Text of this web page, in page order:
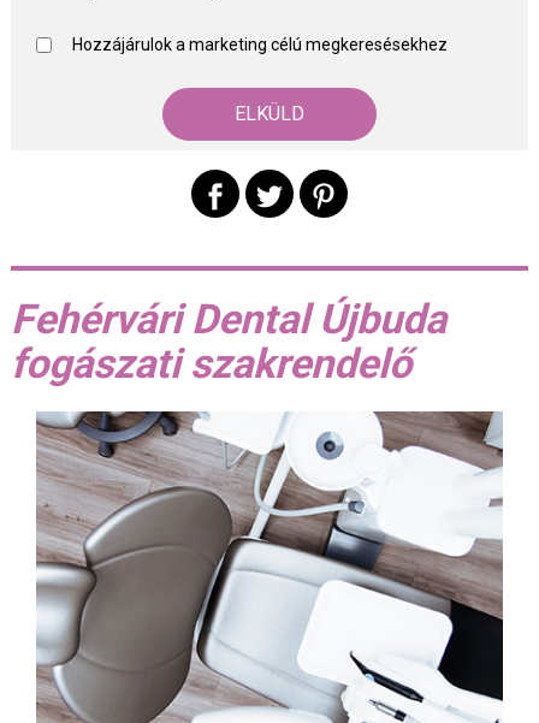
Hozzájárulok a marketing célú megkeresésekhez
Fehérvári Dental Újbuda
fogászati szakrendelő